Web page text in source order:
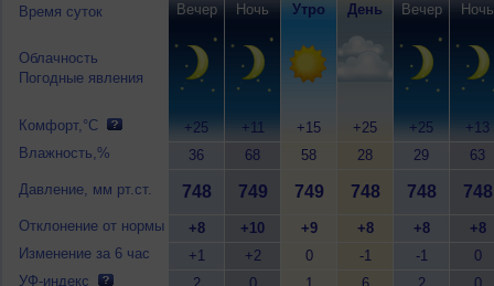
Время суток
Облачность
Погодные явления
Комфорт,°C
Влажность,%
Давление, мм рт.ст.
Отклонение от нормы
Изменение за 6 час
УФ-индекс
Вечер
+25
36
748
+8
+1
Ночь
+11
68
749
+10
+2
Утро
+15
58
749
+9
0
День
+25
28
748
+8
-1
Вечер
+25
29
748
+8
-1
Ночь
+13
63
748
+8
0